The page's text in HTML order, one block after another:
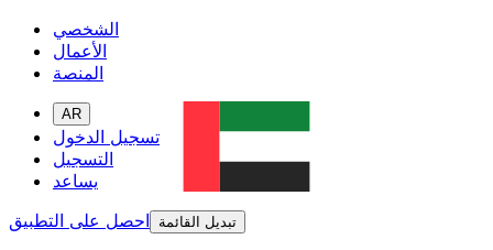
الشخصي
الأعمال
المنصة
AR
تسجيل الدخول
التسجيل
يساعد
احصل على التطبيق
تبديل القائمة